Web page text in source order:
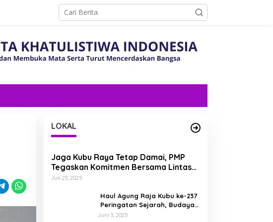
LOKAL
Jaga Kubu Raya Tetap Damai, PMP
Tegaskan Komitmen Bersama Lintas
Etnis dan Budaya
Juli 23, 2025
Haul Agung Raja Kubu ke-237
Peringatan Sejarah, Budaya,
dan Energi Nasionalisme di
Juni 3, 2025